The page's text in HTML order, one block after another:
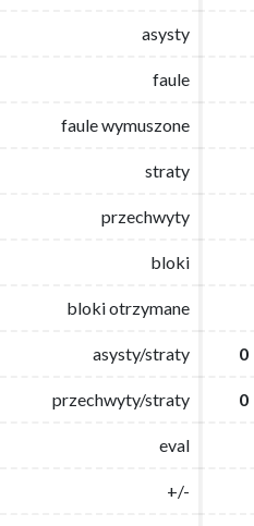
asysty
faule
faule wymuszone
straty
przechwyty
bloki
bloki otrzymane
asysty/straty 0
przechwyty/straty 0
eval
+/-
asysty
faule
faule wymuszone
straty
przechwyty
bloki
bloki otrzymane
asysty/straty 0
przechwyty/straty 0
eval
+/-